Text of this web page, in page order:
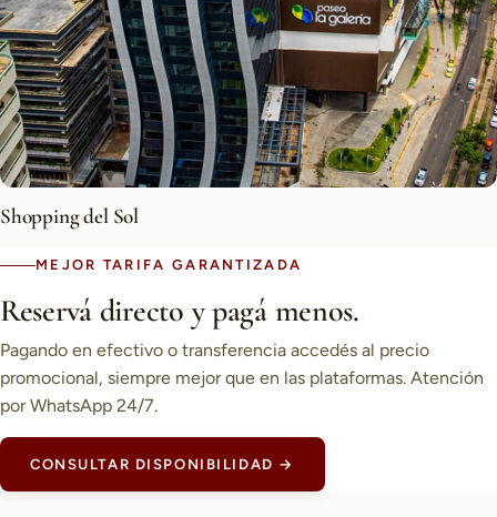
Shopping del Sol
MEJOR TARIFA GARANTIZADA
Reservá directo y pagá menos.
Pagando en efectivo o transferencia accedés al precio
promocional, siempre mejor que en las plataformas. Atención
por WhatsApp 24/7.
CONSULTAR DISPONIBILIDAD →